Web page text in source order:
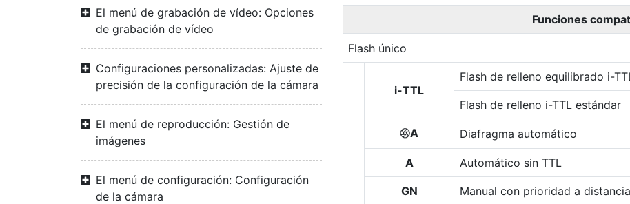
El menú de grabación de vídeo: Opciones
de grabación de vídeo
Configuraciones personalizadas: Ajuste de
precisión de la configuración de la cámara
El menú de reproducción: Gestión de
imágenes
El menú de configuración: Configuración
de la cámara
Funciones
Flash único
i-TTL
Flash de relleno equilibrado i-
Flash de relleno i-TTL estándar
qA Diafragma automático
A Automático sin TTL
GN Manual con prioridad a distancia